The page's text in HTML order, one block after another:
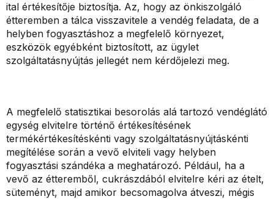
ital értékesítője biztosítja. Az, hogy az önkiszolgáló
étteremben a tálca visszavitele a vendég feladata, de a
helyben fogyasztáshoz a megfelelő környezet,
eszközök egyébként biztosított, az ügylet
szolgáltatásnyújtás jellegét nem kérdőjelezi meg.
A megfelelő statisztikai besorolás alá tartozó vendéglátó
egység elvitelre történő értékesítésének
termékértékesítéskénti vagy szolgáltatásnyújtáskénti
megítélése során a vevő elviteli vagy helyben
fogyasztási szándéka a meghatározó. Például, ha a
vevő az étteremből, cukrászdából elvitelre kéri az ételt,
süteményt, majd amikor becsomagolva átveszi, mégis